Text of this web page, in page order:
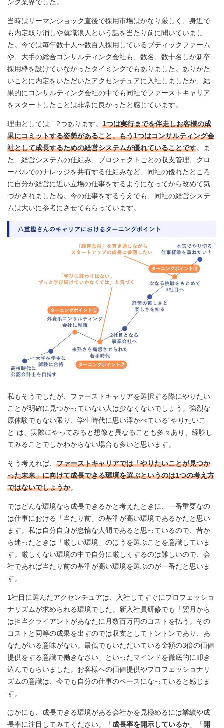
当時はリーマンショック直後で採用市場はかなり厳しく、身近で
も内定取り消しや就職浪人という話を当たり前に聞いていまし
た。今では毎年数十人〜数百人採用しているブティックファーム
や、大手の総合コンサルティング会社も、数名、数十名しか新卒
採用枠を設けていなかったタイミングでもありました。ありがた
いことに内定をいただいたアクセンチュアに入社しましたが、結
果的にコンサルティング会社の中でも同社でファーストキャリア
をスタートしたことは非常に良かったと感じています。
理由としては、2つあります。 1つは実行までを伴走しお客様の成
果にコミットする姿勢があること、もう1つはコンサルティング会
社として成長するための経営システムが優れていることです。ま
た、経営システムの仕組み、プロジェクトごとの収支管理、グロ
ーバルでのナレッジを共有する仕組みなど、同社の優れたところ
に自分が経営に近い立場の仕事をするようになってから改めて気
づかされましたね。今の仕事をするうえでも、同社の経営システ
ムは大いに参考にさせてもらっています。
私もそうでしたが、ファーストキャリアを選択する際にやりたい
ことが明確に見つかっていない人は少なくないでしょう。強烈な
原体験でもない限り、学生時代に思い浮かべている“やりたいこ
と”は、実際にやってみると想像と異なることも多々あり、経験し
てみることでしかわからない場合も多いと思います。
そう考えれば、 ファーストキャリアでは「やりたいことが見つか
った未来」に向けて成長できる環境を選ぶというのは1つの考え方
ではないでしょうか。
ではどんな環境なら成長できるかと考えたときに、一番重要なの
は仕事における「当たり前」の基準が高い環境であるかだと思い
ます。私は自分自身が怠惰な人間であると思っているので、昔か
ら迷ったときは「厳しい環境」のほうを選ぶことを意識していま
す。厳しくない環境の中で自分に厳しくするのは難しいので、会
社であれば当たり前の基準が高い環境を選ぶのが一番だと思いま
す。
1社目に選んだアクセンチュアは、入社してすぐにプロフェッショ
ナリズムが求められる環境でした。新入社員研修でも「翌月から
は担当クライアントがあなたに月数百万円のコストを払う。その
コストと同等の成果を出すのでは収支としてトントンであり、あ
なたがいる意味がない。最低でもいただいている金額の3倍の価値
提供をする意識で働きなさい」といったマインドを徹底的に叩き
込んでもらいました。お客様への価値提供やプロフェッショナリ
ズムの意識は、今でも自分の仕事のベースになっていると感じま
す。
ほかにも、成長できる環境がある会社かを見極めるには業績や成
長率に注目してみてください。「成長率を開示しているか」「 開